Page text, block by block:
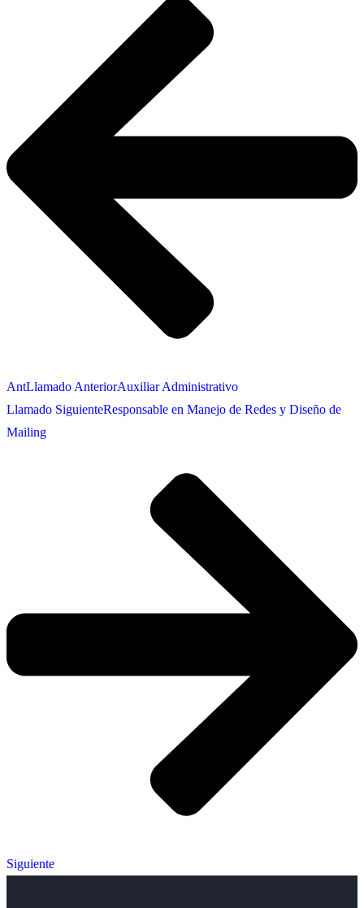
AntLlamado AnteriorAuxiliar Administrativo
Llamado SiguienteResponsable en Manejo de Redes y Diseño de
Mailing
Siguiente